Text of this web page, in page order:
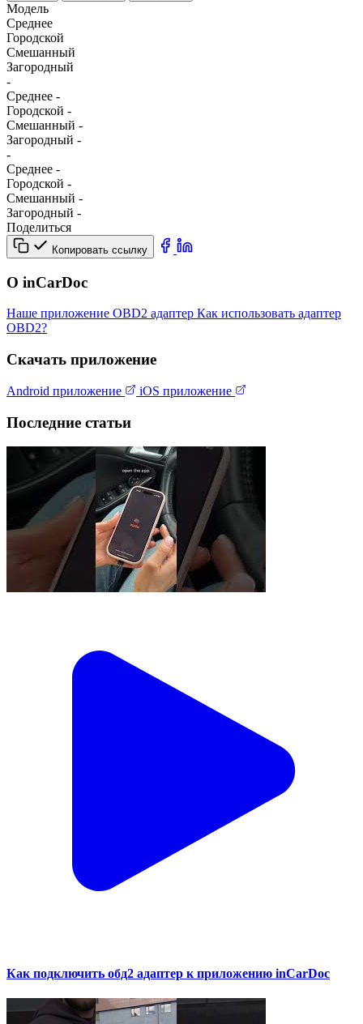
Модель
Среднее
Городской
Смешанный
Загородный
-
Среднее -
Городской -
Смешанный -
Загородный -
-
Среднее -
Городской -
Смешанный -
Загородный -
Поделиться
Копировать ссылку
О inCarDoc
Наше приложение OBD2 адаптер Как использовать адаптер
OBD2?
Скачать приложение
Android приложение iOS приложение
Последние статьи
Как подключить обд2 адаптер к приложению inCarDoc